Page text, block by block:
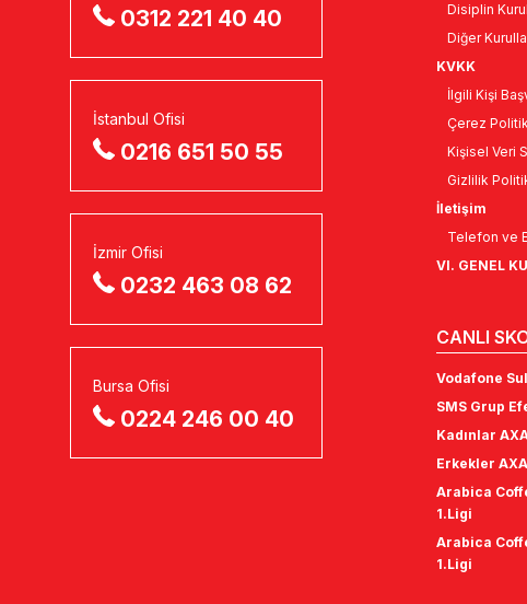
0312 221 40 40
İstanbul Ofisi
0216 651 50 55
İzmir Ofisi
0232 463 08 62
Bursa Ofisi
0224 246 00 40
Disiplin
Diğer
KVKK
İlgili Kişi
Çerez
Kişisel Veri
Gizlilik
İletişim
Telefon ve
VI. GENEL
CANLI
Vodafone
SMS Grup
Kadınlar
Erkekler
Arabica
1.Ligi
Arabica
1.Ligi